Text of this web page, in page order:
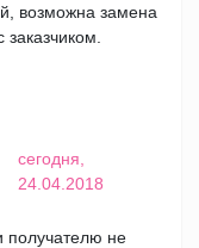
возможна замена
сегодня,
24.04.2018
получателю не